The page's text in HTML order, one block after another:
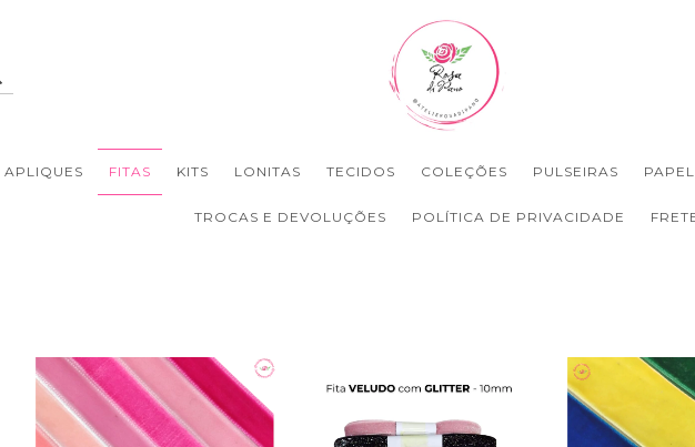
APLIQUES FITAS KITS LONITAS TECIDOS COLEÇÕES PULSEIRAS
TROCAS E DEVOLUÇÕES POLÍTICA DE PRIVACIDADE